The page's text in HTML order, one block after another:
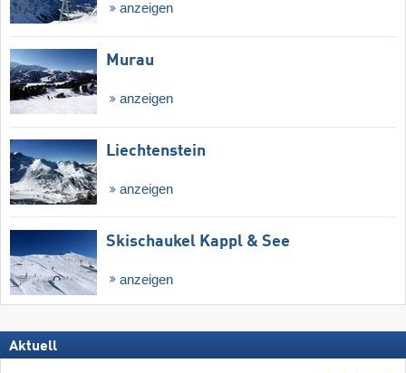
anzeigen
Murau
anzeigen
Liechtenstein
anzeigen
Skischaukel Kappl & See
anzeigen
Aktuell